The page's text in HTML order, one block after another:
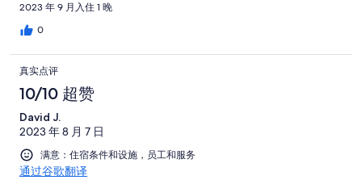
2023 年 9 月入住 1 晚
0
真实点评
10/10 超赞
David J.
2023 年 8 月 7 日
满意：住宿条件和设施，员工和服务
通过谷歌翻译